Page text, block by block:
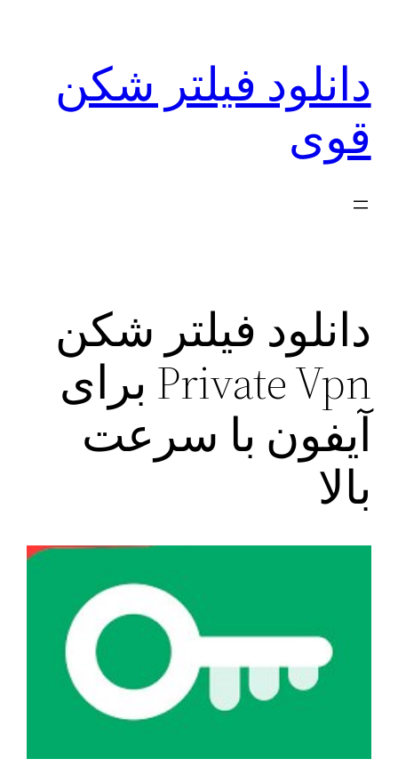
دانلود فیلتر شکن
قوی
دانلود فیلتر شکن
Private Vpn برای
آیفون با سرعت
بالا